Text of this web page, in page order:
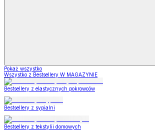
Pokaż wszystko
Wszystko z Bestsellery W MAGAZYNIE
Bestsellery z elastycznych pokrowców
Bestsellery z sypialni
Bestsellery z tekstylii domowych